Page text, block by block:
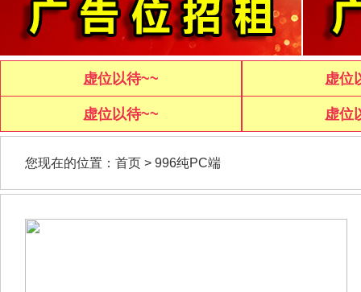
虚位以待~~ 虚位
虚位以待~~ 虚位
您现在的位置： 首页 > 996纯PC端